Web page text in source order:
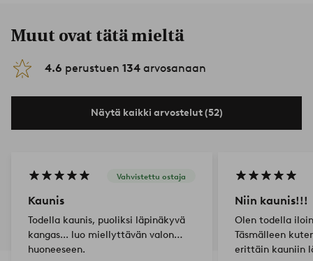
Muut ovat tätä mieltä
4.6 perustuen 134 arvosanaan
Näytä kaikki arvostelut (52)
Vahvistettu ostaja
Kaunis
Todella kaunis, puoliksi läpinäkyvä
kangas... luo miellyttävän valon
huoneeseen.
Niin kaunis!!!
Olen todella
Täsmälleen
erittäin kauniin